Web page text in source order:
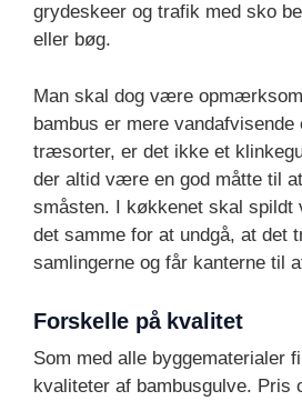
grydeskeer og trafik med sko
eller bøg.
Man skal dog være
bambus er mere vandafvisende
træsorter, er det ikke et
der altid være en god måtte til
småsten. I køkkenet skal spildt
det samme for at undgå, at det
samlingerne og får kanterne til
Forskelle på kvalitet
Som med alle byggematerialer
kvaliteter af bambusgulve. Pris